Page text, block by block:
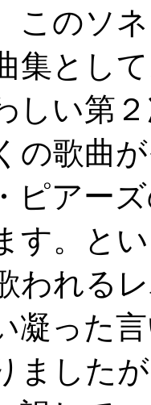
このソ
集とし
しい第
の歌曲
ピアー
す。と
われる
凝った
ました